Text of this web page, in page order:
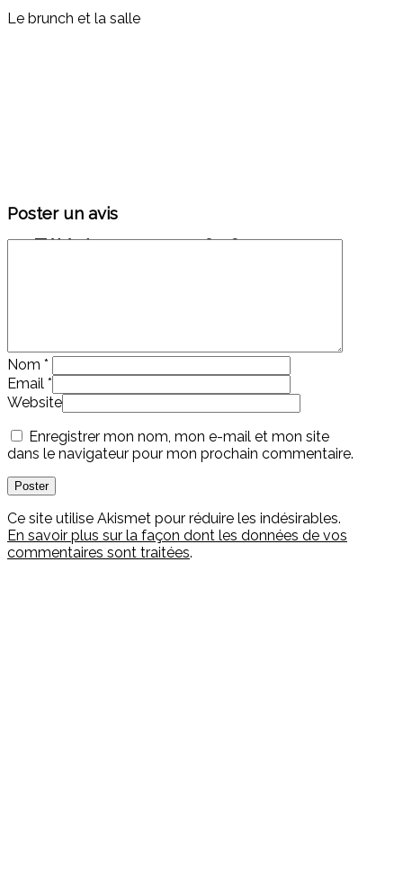
Le brunch et la salle
Téléphone : 01 43 46 08 09
Poster un avis
Nom *
Email *
Website
Enregistrer mon nom, mon e-mail et mon site
dans le navigateur pour mon prochain commentaire.
Ce site utilise Akismet pour réduire les indésirables.
En savoir plus sur la façon dont les données de vos
commentaires sont traitées.